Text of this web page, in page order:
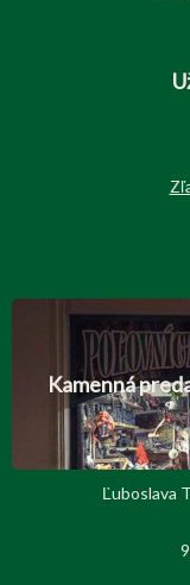
Kamenná
Ľuboslava